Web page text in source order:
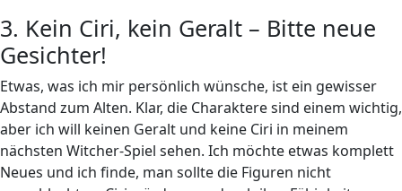
3. Kein Ciri, kein Geralt – Bitte neue
Gesichter!
Etwas, was ich mir persönlich wünsche, ist ein gewisser
Abstand zum Alten. Klar, die Charaktere sind einem wichtig,
aber ich will keinen Geralt und keine Ciri in meinem
nächsten Witcher-Spiel sehen. Ich möchte etwas komplett
Neues und ich finde, man sollte die Figuren nicht